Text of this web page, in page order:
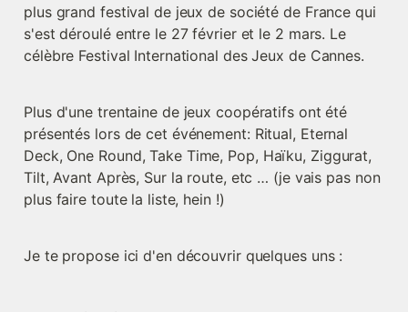
plus grand festival de jeux de société de France qui
s'est déroulé entre le 27 février et le 2 mars. Le
célèbre Festival International des Jeux de Cannes.
Plus d'une trentaine de jeux coopératifs ont été
présentés lors de cet événement: Ritual, Eternal
Deck, One Round, Take Time, Pop, Haïku, Ziggurat,
Tilt, Avant Après, Sur la route, etc … (je vais pas non
plus faire toute la liste, hein !)
Je te propose ici d'en découvrir quelques uns :